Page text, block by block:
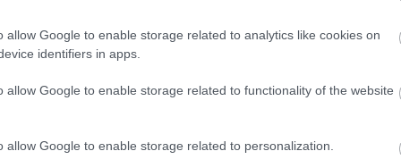
allow Google to enable storage related to analytics like cookies on
identifiers in apps.
allow Google to enable storage related to functionality of the website
allow Google to enable storage related to personalization.
εκατέρωθεν επιθέσεις
σήμερα Δευτέρα, επιφέροντας ένα
ενώ οι διαπραγματεύσεις για τον
σε αδιέξοδο.